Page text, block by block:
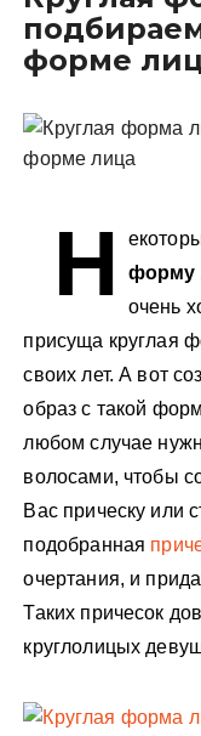
форме
Н
форму
очень
присуща круглая
своих лет. А вот
образ с такой
любом случае
волосами, чтобы
Вас прическу или
подобранная
очертания, и
Таких причесок
круглолицых